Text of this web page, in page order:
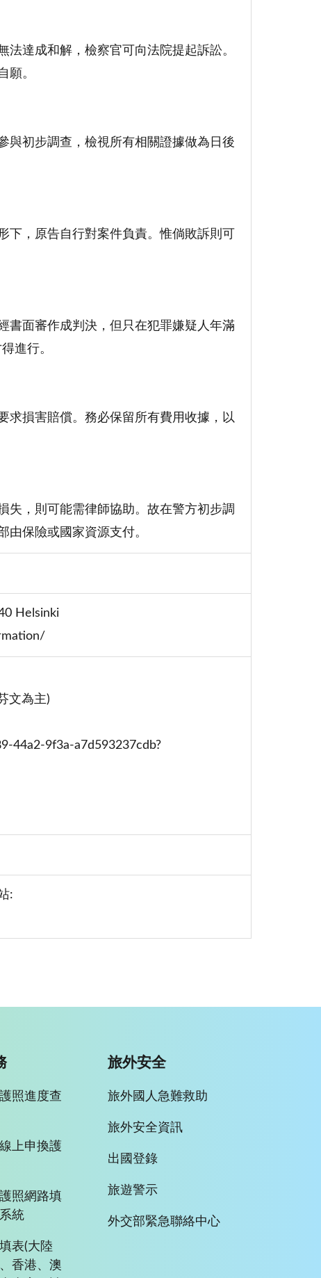
達成和解，檢察官可向法院提起訴訟。
願。
與初步調查，檢視所有相關證據做為日後
，原告自行對案件負責。惟倘敗訴則可
書面審作成判決，但只在犯罪嫌疑人年滿
進行。
求損害賠償。務必保留所有費用收據，以
失，則可能需律師協助。故在警方初步調
保險或國家資源支付。
Helsinki
文為主)
44a2-9f3a-a7d593237cdb?
:
照進度查
上申換護
照網路填
統
表(大陸
香港、澳
旅外安全
旅外國人急難救助
旅外安全資訊
出國登錄
旅遊警示
外交部緊急聯絡中心